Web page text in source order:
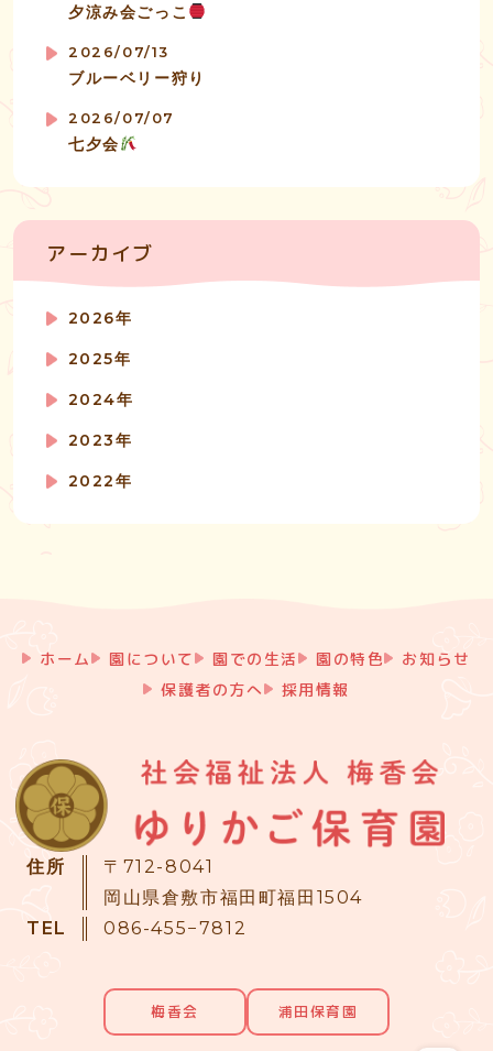
夕涼み会ごっこ
2026/07/13
ブルーベリー狩り
2026/07/07
七夕会
アーカイブ
2026年
2025年
2024年
2023年
2022年
ホーム 園について 園での生活 園の特色
お知らせ
保護者の方へ
採用情報
住所
〒712-8041
岡山県倉敷市福田町福田1504
TEL
086-455−7812
梅香会 浦田保育園